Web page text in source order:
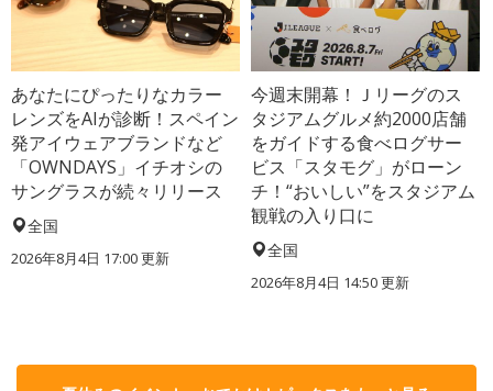
あなたにぴったりなカラー
レンズをAIが診断！スペイン
発アイウェアブランドなど
「OWNDAYS」イチオシの
サングラスが続々リリース
全国
2026年8月4日 17:00更新
今週末開幕！Ｊリーグのス
タジアムグルメ約2000店舗
をガイドする食べログサー
ビス「スタモグ」がローン
チ！“おいしい”をスタジアム
観戦の入り口に
全国
2026年8月4日 14:50更新